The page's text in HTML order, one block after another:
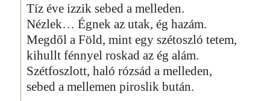
Tíz éve izzik sebed a melleden.
Nézlek… Égnek az utak, ég hazám.
Megdől a Föld, mint egy szétoszló tetem,
kihullt fénnyel roskad az ég alám.
Szétfoszlott, haló rózsád a melleden,
sebed a mellemen piroslik bután.